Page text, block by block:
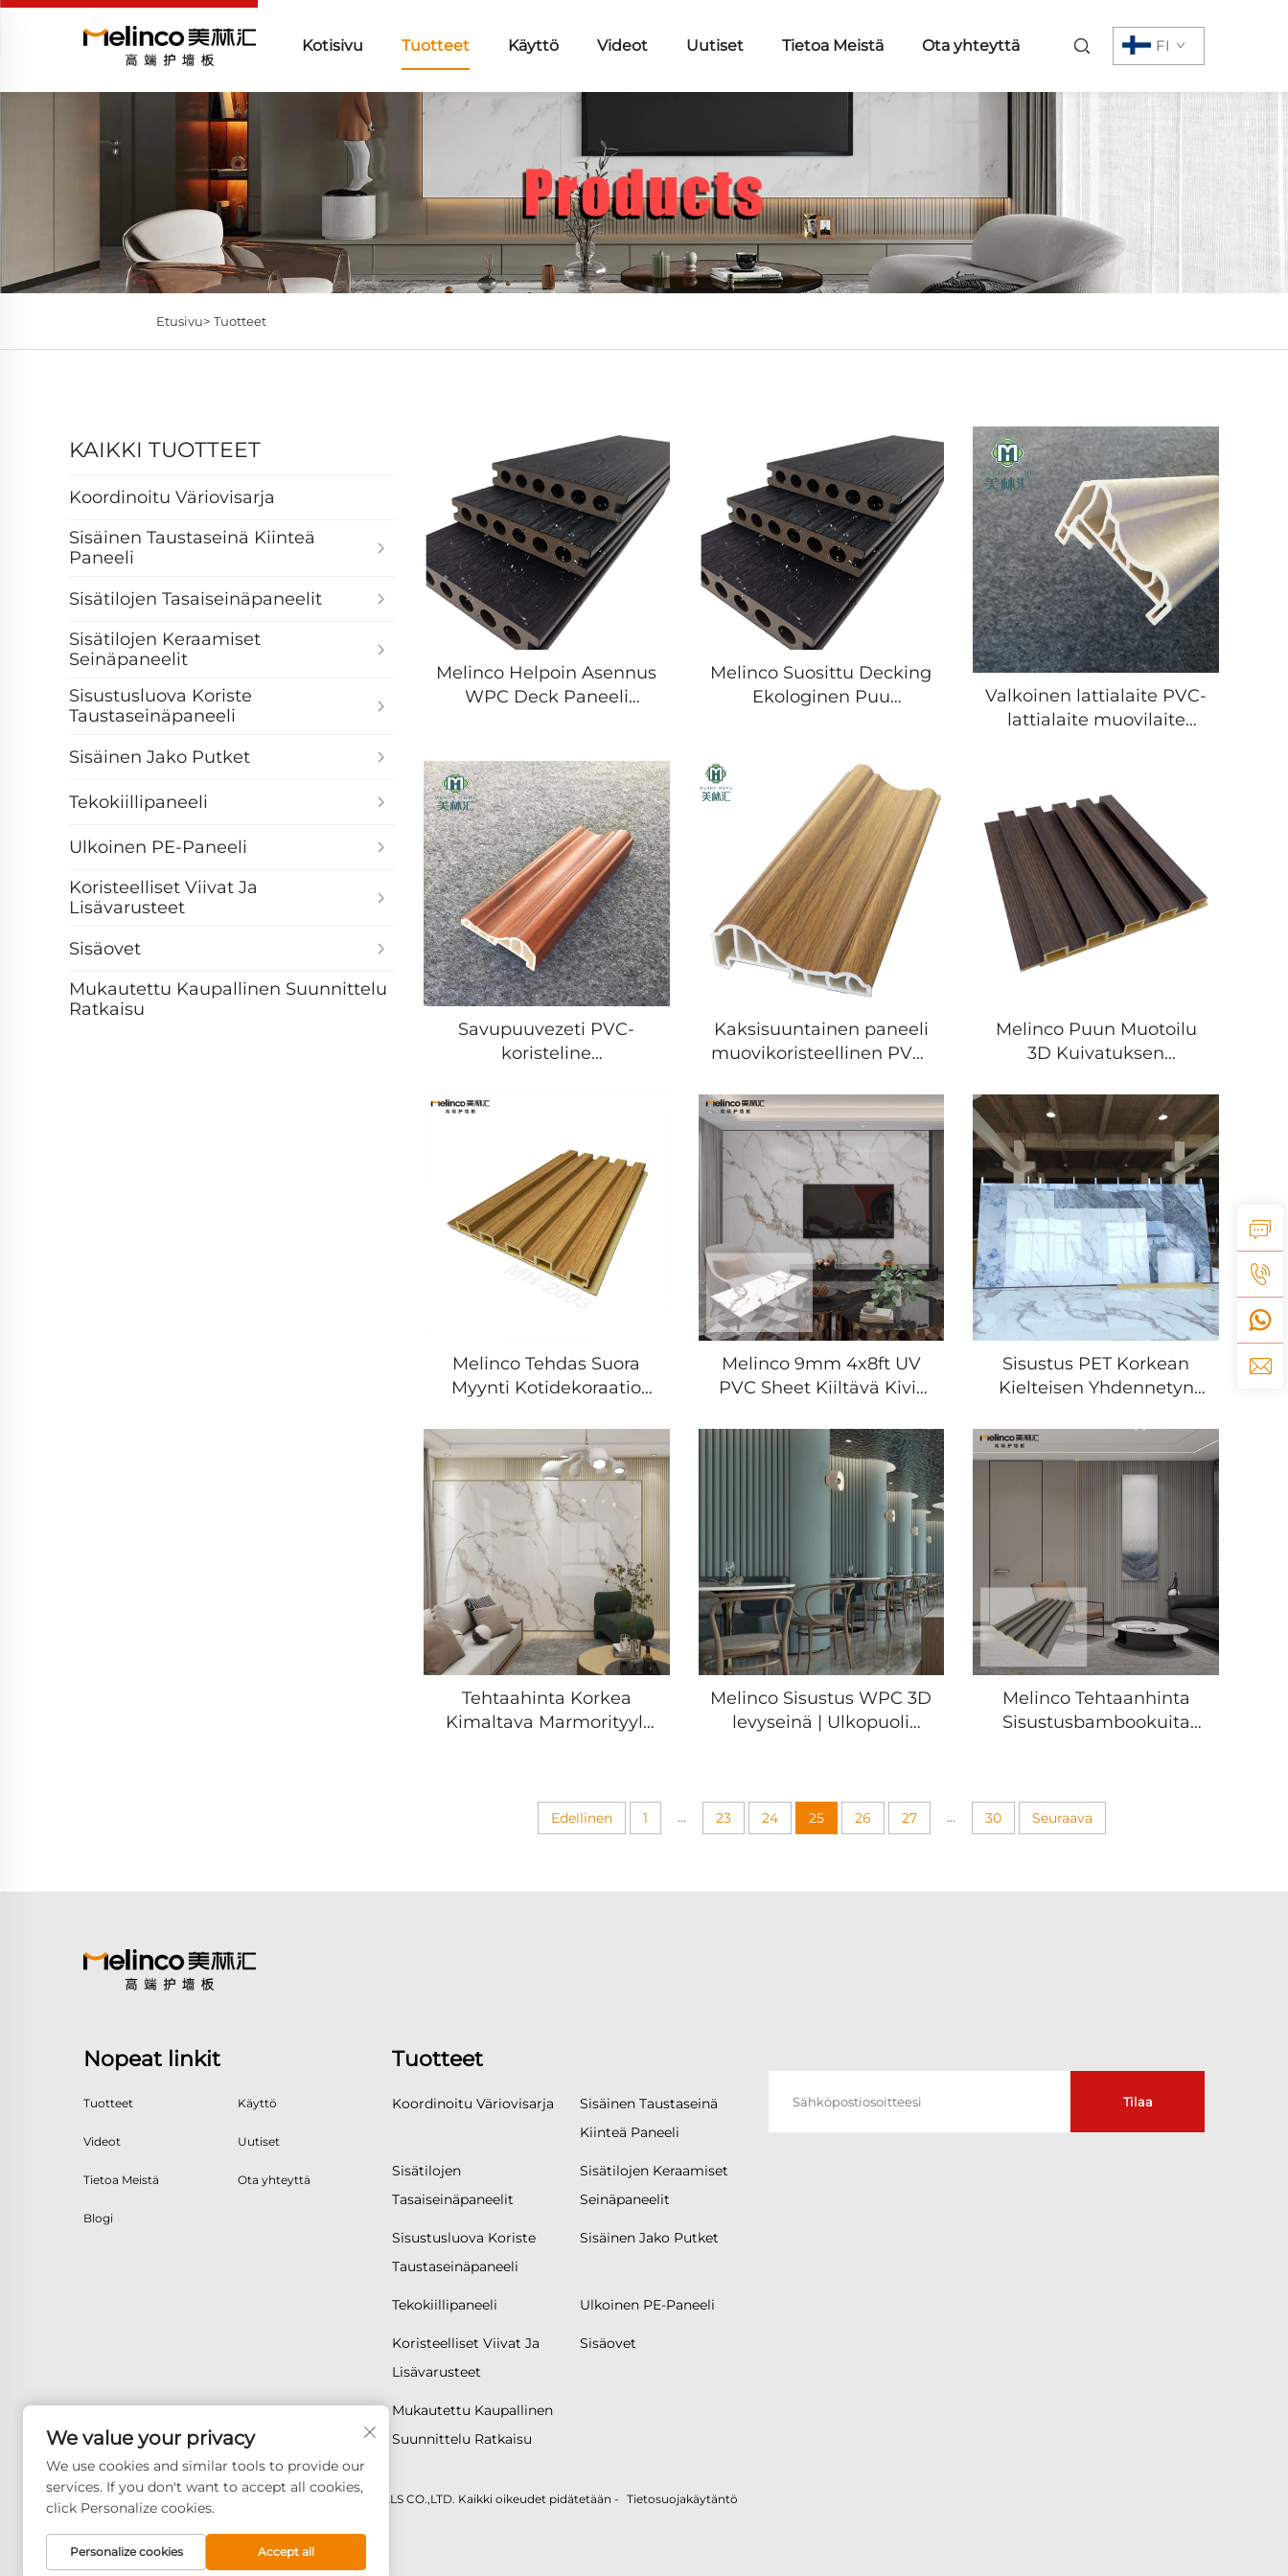
Kotisivu Tuotteet Käyttö Videot Uutiset Tietoa Meistä Ota yhteyttä FI
Etusivu> Tuotteet
KAIKKI TUOTTEET
Koordinoitu Väriovisarja
Sisäinen Taustaseinä Kiinteä
Paneeli
Sisätilojen Tasaiseinäpaneelit
Sisätilojen Keraamiset
Seinäpaneelit
Sisustusluova Koriste
Taustaseinäpaneeli
Sisäinen Jako Putket
Tekokiillipaneeli
Ulkoinen PE-Paneeli
Koristeelliset Viivat Ja
Lisävarusteet
Sisäovet
Mukautettu Kaupallinen Suunnittelu
Ratkaisu
Melinco Helpoin Asennus
WPC Deck Paneeli
Lattialautat Ympärystölle
Melinco Suosittu Decking
Ekologinen Puu
Asenna Hienot Raitatukit
Lattia
Valkoinen lattialaite PVC-
lattialaite muovilaite
5 vuotta moderneja 3D-
mallin suunnitelmat
Savupuuvezeti PVC-
koristeline
PVC-muovikoriste
seinälle
Kaksisuuntainen paneeli
muovikoristeellinen PVC-
loppukoriste PVC-
alasohvakoriste
Melinco Puun Muotoilu
3D Kuivatuksen
Bambuksen Säkeen
Vesioston Palopuolinen
Seinäpaneeli Tv Seinän
Koraus
Melinco Tehdas Suora
Myynti Kotidekoraatio
TV Tausta Kuivatuksen
Kansi Puukoe
Bambuksen Säkeen
Seinä Lauta
Melinco 9mm 4x8ft UV
PVC Sheet Kiiltävä Kivi-
sisäseinän
dekoraatiokäyttöön
WPC-levy bambu-puu
veneer-paneelit
Sisustus PET Korkean
Kielteisen Yhdennetyn
Bambuksen Kuitipohja
Korkea Tiheys
Laminoidtu PVC
Puumaarilapu
Tehtaahinta Korkea
Kimaltava Marmorityyli
Vesiprotektiopaneeli
Sisäkoristeeseen
Melinco Sisustus WPC 3D
levyseinä | Ulkopuoli
Melinco Tehtaanhinta
Sisustusbambookuita
Seinäkattauspaneeli
Edellinen 1 ... 23 24 25 26 27 ... 30 Seuraava
Nopeat linkit
Tuotteet Käyttö
Videot Uutiset
Tietoa Meistä Ota yhteyttä
Blogi
Tuotteet
Koordinoitu Väriovisarja
Sisäinen Taustaseinä
Kiinteä Paneeli
Sisätilojen
Tasaiseinäpaneelit
Sisätilojen Keraamiset
Seinäpaneelit
Sisustusluova Koriste
Taustaseinäpaneeli
Sisäinen Jako Putket
Tekokiillipaneeli Ulkoinen PE-Paneeli
Koristeelliset Viivat Ja
Lisävarusteet
Sisäovet
Mukautettu Kaupallinen
Suunnittelu Ratkaisu
Tilaa
Tekijänoikeus © 2026 GOODAY ADVANCED MATERIALS CO.,LTD. Kaikki oikeudet pidätetään - Tietosuojakäytäntö
We value your privacy
We use cookies and similar tools to provide our
services. If you don't want to accept all cookies,
click Personalize cookies.
Personalize cookies Accept all